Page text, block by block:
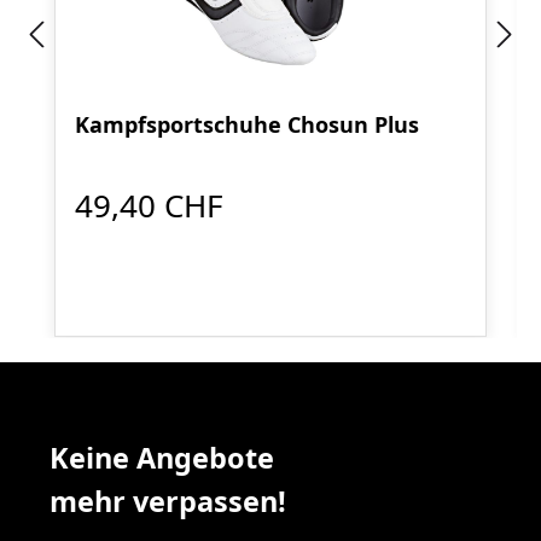
Kampfsportschuhe Chosun Plus
49,40 CHF
Keine Angebote
mehr verpassen!